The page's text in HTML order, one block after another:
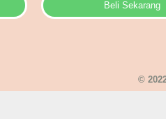
Beli Sekarang
©